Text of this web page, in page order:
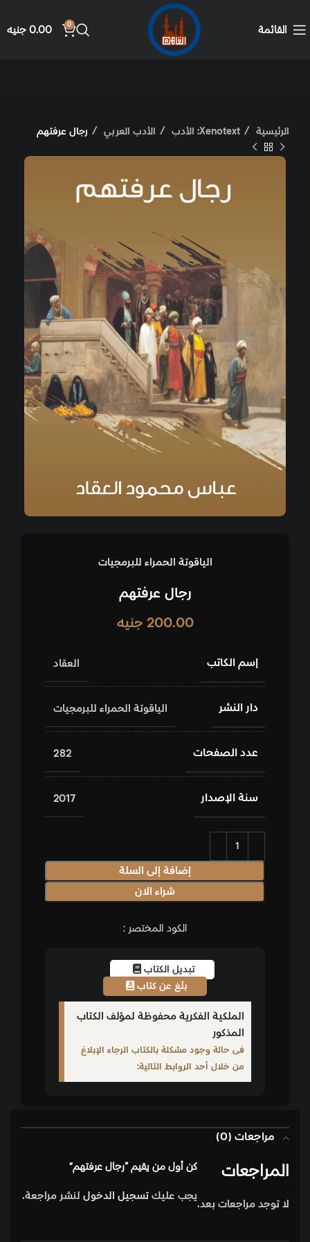
القائمة 0
0.00 جنيه
الرئيسية Xenotext: الأدب الأدب العربي رجال عرفتهم
الياقوتة الحمراء للبرمجيات
رجال عرفتهم
200.00 جنيه
إسم الكاتب العقاد
دار النشر الياقوتة الحمراء للبرمجيات
عدد الصفحات 282
سنة الإصدار 2017
إضافة إلى السلة
شراء الان
الكود المختصر :
تبديل الكتاب
بلّغ عن كتاب
الملكية الفكرية محفوظة لمؤلف الكتاب
المذكور
فى حالة وجود مشكلة بالكتاب الرجاء الإبلاغ
من خلال أحد الروابط التالية:
مراجعات (0)
المراجعات
لا توجد مراجعات بعد.
كن أول من يقيم “رجال عرفتهم”
يجب عليك تسجيل الدخول لنشر مراجعة.